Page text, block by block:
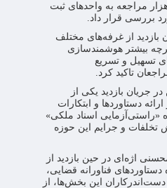
به کاهش ماهانه ۴۰ هزار مراجعه به واحدهای ثبت
بررسی قرار داد.
بازدید از غرفه‌های مختلف
بیشتر هوشمندسازی
تسهیل و تسریع
تاکید کرد.
جریان بازدید یکی از
دستاوردها و ابتکارات
«راستی‌آزمایی اسناد ملکی»
تخلفات و جرایم این حوزه
اژه‌ای در حین بازدید از
فناورانه قضایی،
این بخش‌ها، از